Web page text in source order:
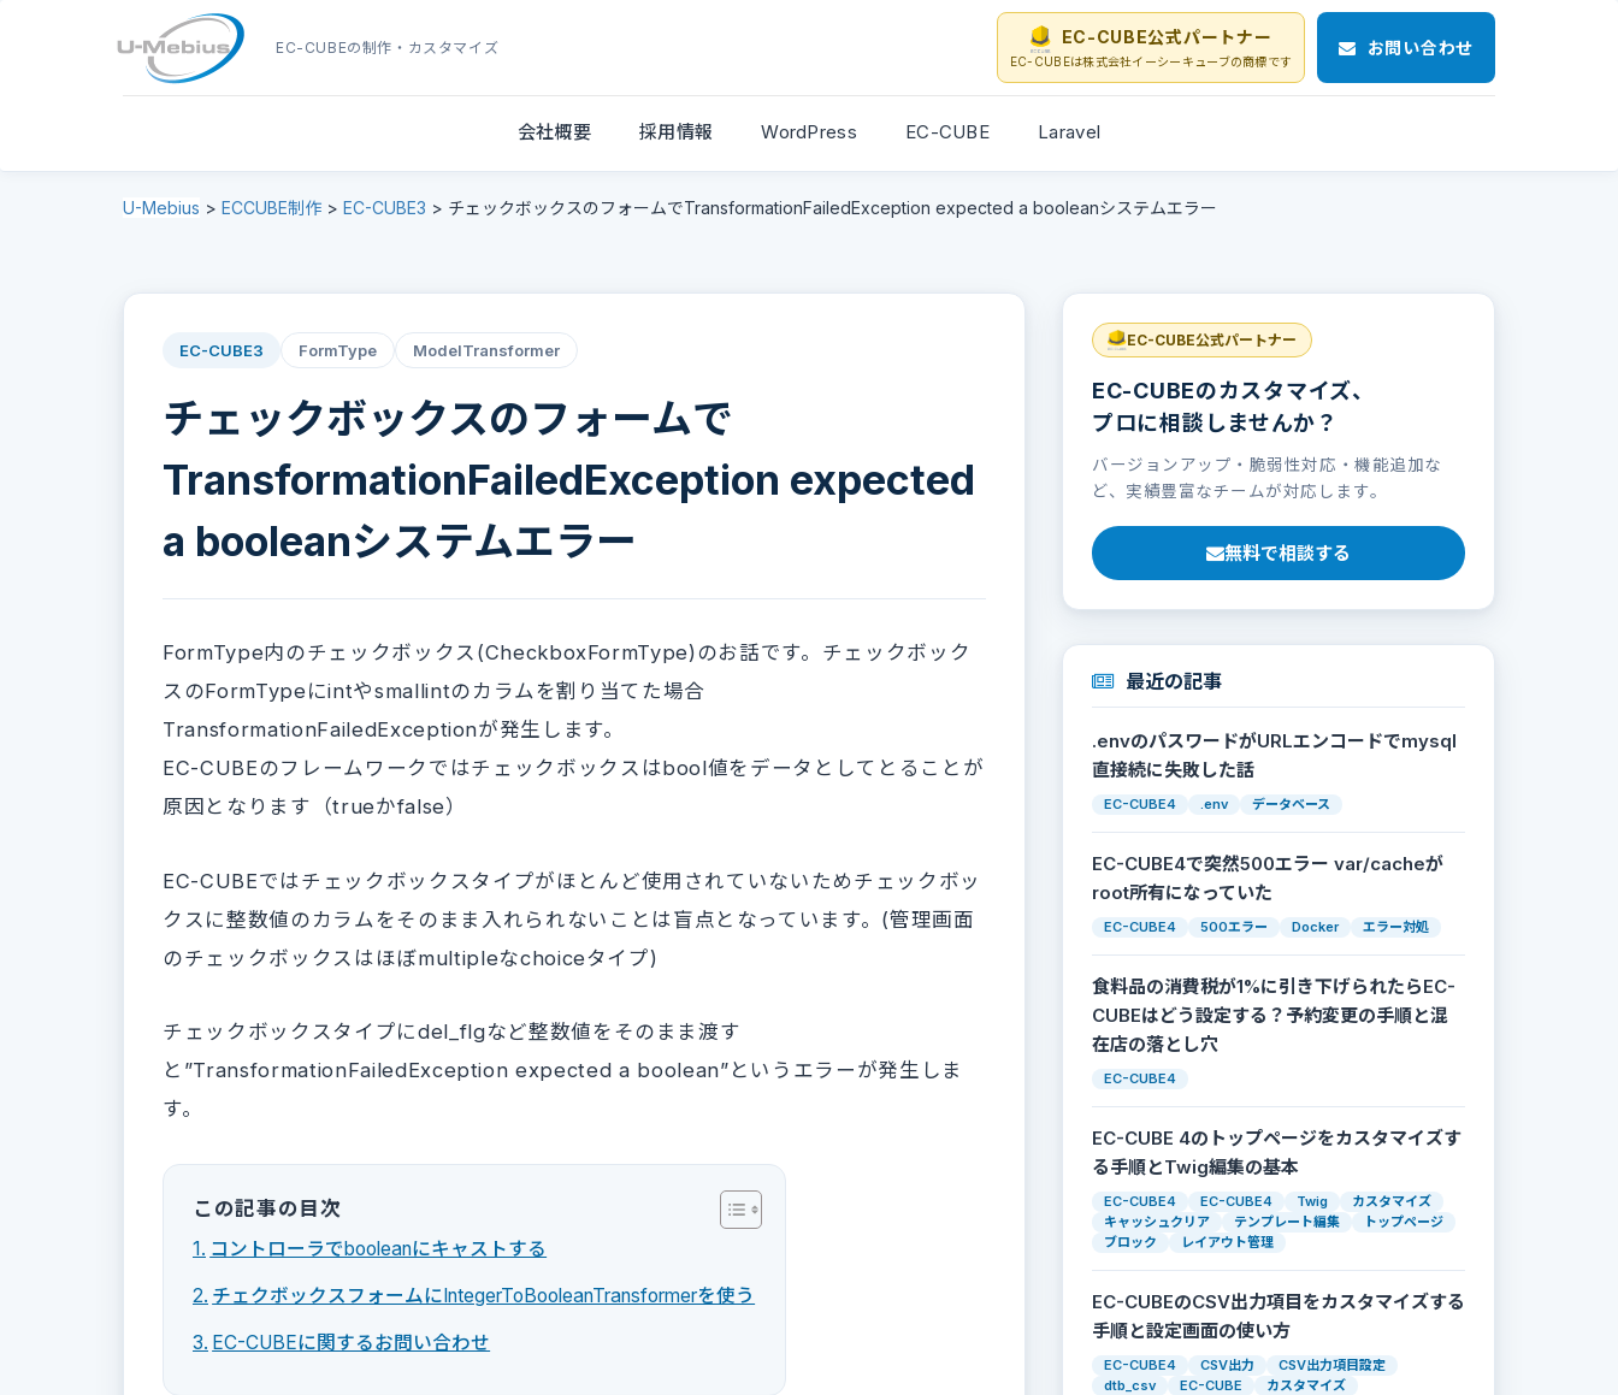
EC-CUBEの制作・カスタマイズ
EC-CUBE公式パートナー
EC-CUBEは株式会社イーシーキューブの商標です
お問い合わせ
会社概要 採用情報 WordPress EC-CUBE Laravel
U-Mebius > ECCUBE制作 > EC-CUBE3 > チェックボックスのフォームでTransformationFailedException expected a booleanシステムエラー
EC-CUBE3 FormType ModelTransformer
チェックボックスのフォームで
TransformationFailedException expected
a booleanシステムエラー
FormType内のチェックボックス(CheckboxFormType)のお話です。チェックボック
スのFormTypeにintやsmallintのカラムを割り当てた場合
TransformationFailedExceptionが発生します。
EC-CUBEのフレームワークではチェックボックスはbool値をデータとしてとることが
原因となります（trueかfalse）
EC-CUBEではチェックボックスタイプがほとんど使用されていないためチェックボッ
クスに整数値のカラムをそのまま入れられないことは盲点となっています。(管理画面
のチェックボックスはほぼmultipleなchoiceタイプ)
チェックボックスタイプにdel_flgなど整数値をそのまま渡す
と”TransformationFailedException expected a boolean”というエラーが発生しま
す。
この記事の目次
コントローラでbooleanにキャストする
チェクボックスフォームにIntegerToBooleanTransformerを使う
EC-CUBEに関するお問い合わせ
EC-CUBE公式パートナー
EC-CUBEのカスタマイズ、
プロに相談しませんか？
バージョンアップ・脆弱性対応・機能追加な
ど、実績豊富なチームが対応します。
無料で相談する
最近の記事
.envのパスワードがURLエンコードでmysql
直接続に失敗した話
EC-CUBE4 .env データベース
EC-CUBE4で突然500エラー var/cacheが
root所有になっていた
EC-CUBE4 500エラー Docker エラー対処
食料品の消費税が1%に引き下げられたらEC-
CUBEはどう設定する？予約変更の手順と混
在店の落とし穴
EC-CUBE4
EC-CUBE 4のトップページをカスタマイズす
る手順とTwig編集の基本
EC-CUBE4 EC-CUBE4 Twig
カスタマイズ
キャッシュクリア
テンプレート編集
トップページ
ブロック
レイアウト管理
EC-CUBEのCSV出力項目をカスタマイズする
手順と設定画面の使い方
EC-CUBE4 CSV出力
CSV出力項目設定
dtb_csv
EC-CUBE
カスタマイズ